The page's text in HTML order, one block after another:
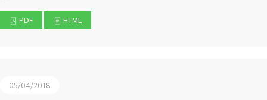
PDF HTML
05/04/2018